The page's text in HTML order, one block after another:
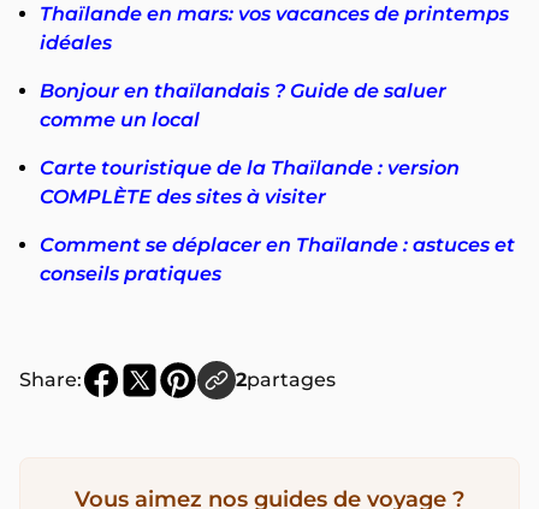
Thaïlande en mars: vos vacances de printemps
idéales
Bonjour en thaïlandais ? Guide de saluer
comme un local
Carte touristique de la Thaïlande : version
COMPLÈTE des sites à visiter
Comment se déplacer en Thaïlande : astuces et
conseils pratiques
Share: 2partages
Vous aimez nos guides de voyage ?